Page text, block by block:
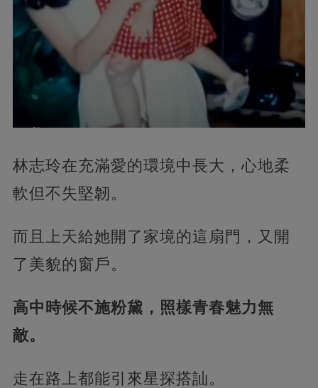
林志玲在充滿愛的環境中長大，心地柔
軟但不失堅韌。
而且上天給她開了家境的這扇門，又開
了美貌的窗戶。
高中時候不施粉黛，照樣青春魅力無
敵。
走在路上都能引來星探搭訕。